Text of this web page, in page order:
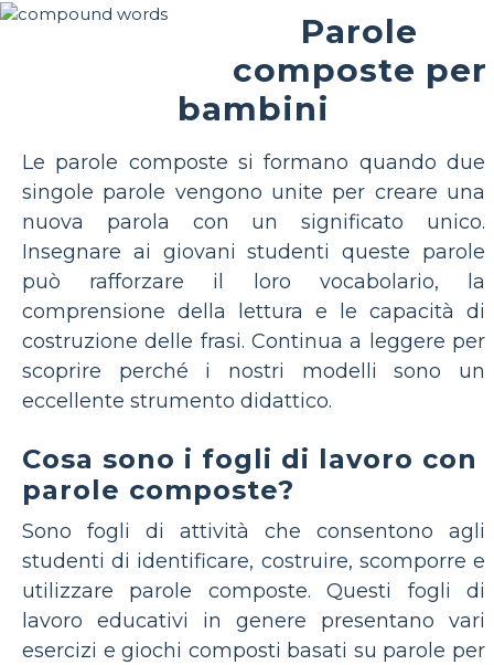
Parole
composte per
bambini
Le parole composte si formano quando due
singole parole vengono unite per creare una
nuova parola con un significato unico.
Insegnare ai giovani studenti queste parole
può rafforzare il loro vocabolario, la
comprensione della lettura e le capacità di
costruzione delle frasi. Continua a leggere per
scoprire perché i nostri modelli sono un
eccellente strumento didattico.
Cosa sono i fogli di lavoro con
parole composte?
Sono fogli di attività che consentono agli
studenti di identificare, costruire, scomporre e
utilizzare parole composte. Questi fogli di
lavoro educativi in ​​genere presentano vari
esercizi e giochi composti basati su parole per